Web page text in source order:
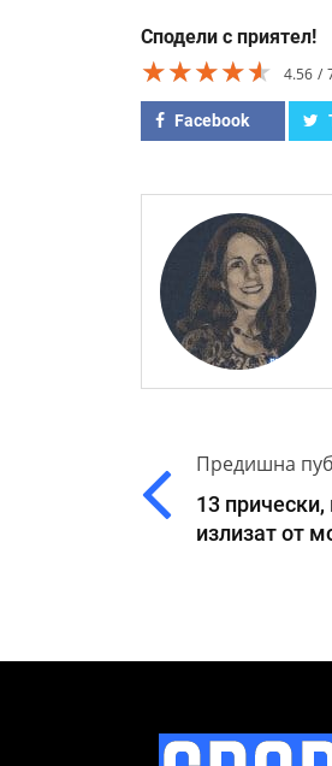
Сподели с приятел!
★★★★★
★★★★★
★★★★★ 4.56
Facebook
Предишна
13 прически,
излизат от